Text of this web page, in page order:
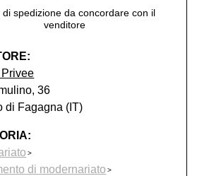
di spedizione da concordare con il
venditore
36
di Fagagna (IT)
di modernariato